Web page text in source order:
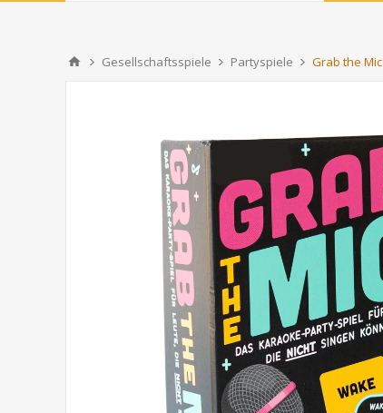
Gesellschaftsspiele Partyspiele Grab the Mic